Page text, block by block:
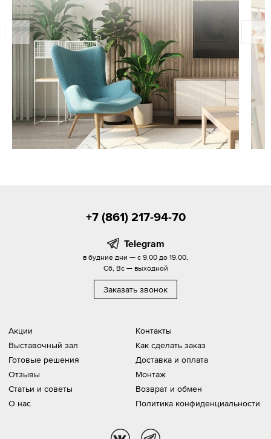
Акции
Выставочный зал
Готовые решения
Отзывы
Статьи и советы
О нас
Контакты
Как сделать заказ
Доставка и оплата
Монтаж
Возврат и обмен
Политика конфиденциальности
+7 (861) 217-94-70
Telegram
в будние дни — с 9.00 до 19.00,
Сб, Вс — выходной
Заказать звонок